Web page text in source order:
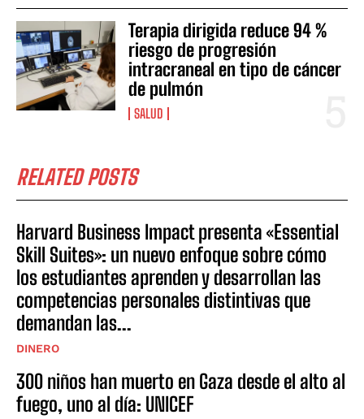
Terapia dirigida reduce 94 %
riesgo de progresión
intracraneal en tipo de cáncer
de pulmón
SALUD
RELATED POSTS
Harvard Business Impact presenta «Essential
Skill Suites»: un nuevo enfoque sobre cómo
los estudiantes aprenden y desarrollan las
competencias personales distintivas que
demandan las...
DINERO
300 niños han muerto en Gaza desde el alto al
fuego, uno al día: UNICEF